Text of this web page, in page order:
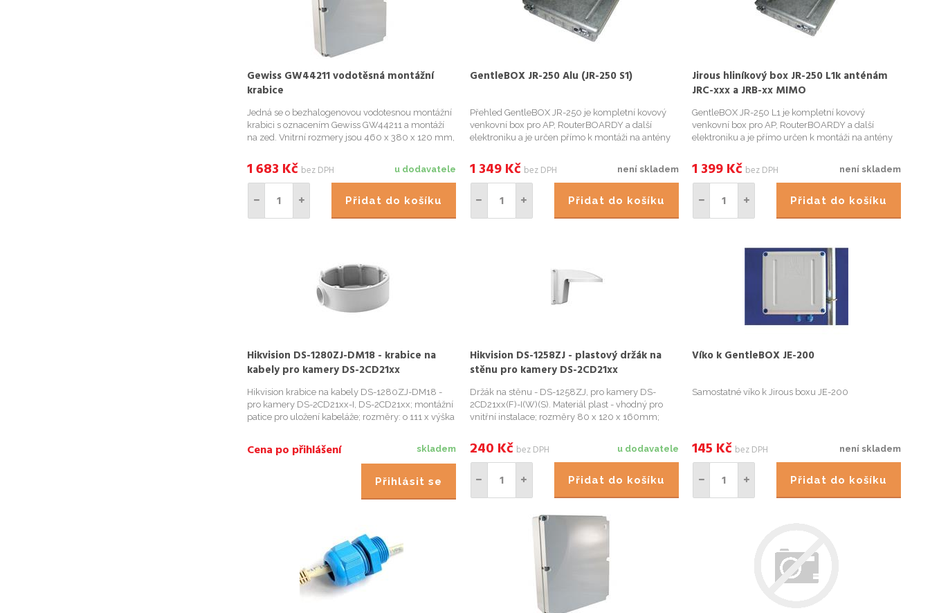
Gewiss GW44211 vodotěsná montážní
krabice
Jedná se o bezhalogenovou vodotesnou montážní
krabici s oznacením Gewiss GW44211 a montáží
na zed. Vnitrní rozmery jsou 460 x 380 x 120 mm,
u dodavatele
1 683 Kč bez DPH
Přidat do košíku
GentleBOX JR-250 Alu (JR-250 S1)
Přehled GentleBOX JR-250 je kompletní kovový
venkovní box pro AP, RouterBOARDY a další
elektroniku a je určen přímo k montáži na antény
tak, aby zaručovalo vysokou odo
není skladem
1 349Kč bez DPH
Přidat do košíku
Jirous hliníkový box JR-250 L1k anténám
JRC-xxx a JRB-xx MIMO
GentleBOX JR-250 L1 je kompletní kovový
venkovní box pro AP, RouterBOARDY a další
elektroniku a je přímo určen k montáži na antény
sponout, jedna kabelová průchodka Kovové tělo je
navrženo tak, aby ...
není skladem
1 399Kč bez DPH
Přidat do košíku
Hikvision DS-1280ZJ-DM18 - krabice na
kabely pro kamery DS-2CD21xx
Hikvision krabice na kabely DS-1280ZJ-DM18 -
pro kamery DS-2CD21xx-I, DS-2CD21xx; montážní
patice pro uložení kabeláže; rozměry: o 111 x výška
I(W)(S); pro Turbo HD kam...
skladem
Cena po přihlášení
Přihlásit se
Hikvision DS-1258ZJ - plastový držák na
stěnu pro kamery DS-2CD21xx
Držák na stěnu - DS-1258ZJ, pro kamery DS-
2CD21xx(F)-I(W)(S). Materiál plast - vhodný pro
vnitřní instalace; rozměry 80 x 120 x 160mm;
2110F-I; 2120F-I; 2122FWD-I; 2142FWD-I; a
všechny obměny IWS pro řadu 21...
u dodavatele
240 Kč bez DPH
Přidat do košíku
Víko k GentleBOX JE-200
Samostatné víko k Jirous boxu JE-200
není skladem
145 Kč bez DPH
Přidat do košíku